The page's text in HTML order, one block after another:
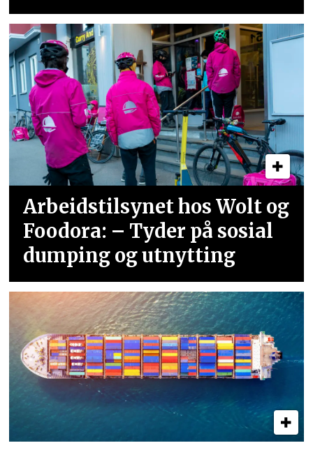
Arbeidstilsynet hos Wolt og
Foodora: – Tyder på sosial
dumping og utnytting